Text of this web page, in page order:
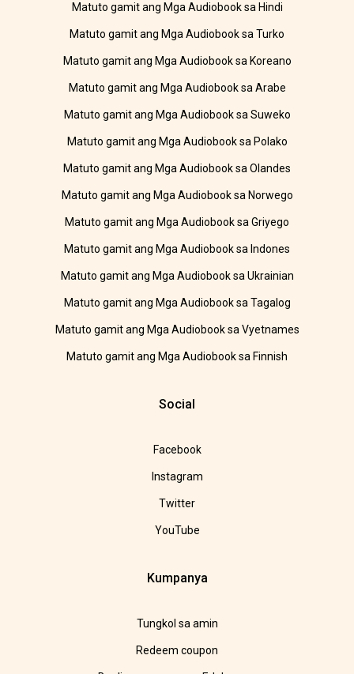
Matuto gamit ang Mga Audiobook sa Hindi
Matuto gamit ang Mga Audiobook sa Turko
Matuto gamit ang Mga Audiobook sa Koreano
Matuto gamit ang Mga Audiobook sa Arabe
Matuto gamit ang Mga Audiobook sa Suweko
Matuto gamit ang Mga Audiobook sa Polako
Matuto gamit ang Mga Audiobook sa Olandes
Matuto gamit ang Mga Audiobook sa Norwego
Matuto gamit ang Mga Audiobook sa Griyego
Matuto gamit ang Mga Audiobook sa Indones
Matuto gamit ang Mga Audiobook sa Ukrainian
Matuto gamit ang Mga Audiobook sa Tagalog
Matuto gamit ang Mga Audiobook sa Vyetnames
Matuto gamit ang Mga Audiobook sa Finnish
Social
Facebook
Instagram
Twitter
YouTube
Kumpanya
Tungkol sa amin
Redeem coupon